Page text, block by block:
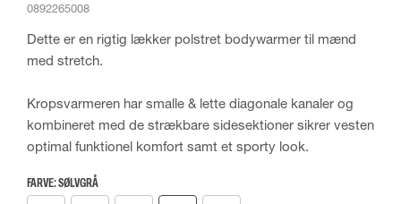
0892265008
Dette er en rigtig lækker polstret bodywarmer til mænd
med stretch.
Kropsvarmeren har smalle & lette diagonale kanaler og
kombineret med de strækbare sidesektioner sikrer vesten
optimal funktionel komfort samt et sporty look.
FARVE:SØLVGRÅ